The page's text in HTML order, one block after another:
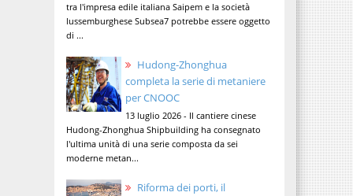
tra l'impresa edile italiana Saipem e la società
lussemburghese Subsea7 potrebbe essere oggetto
di ...
Hudong-Zhonghua
completa la serie di metaniere
per CNOOC
13 luglio 2026 - Il cantiere cinese
Hudong-Zhonghua Shipbuilding ha consegnato
l'ultima unità di una serie composta da sei
moderne metan...
Riforma dei porti, il